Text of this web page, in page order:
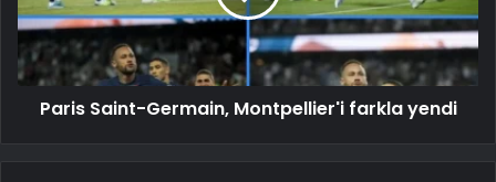
Paris Saint-Germain, Montpellier'i farkla yendi